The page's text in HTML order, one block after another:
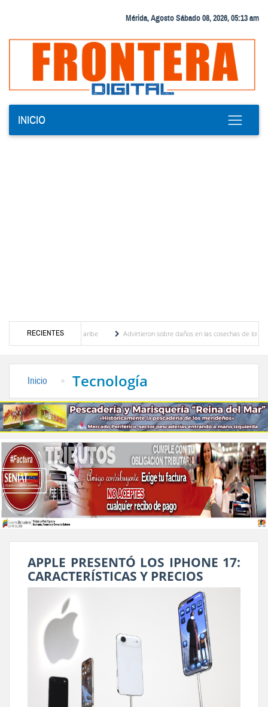
Mérida, Agosto Sábado 08, 2026, 05:13 am
INICIO
RECIENTES
y del Caribe
Advirtieron sobre daños en las cosechas de los Andes ante
Inicio Tecnología
APPLE PRESENTÓ LOS IPHONE 17:
CARACTERÍSTICAS Y PRECIOS